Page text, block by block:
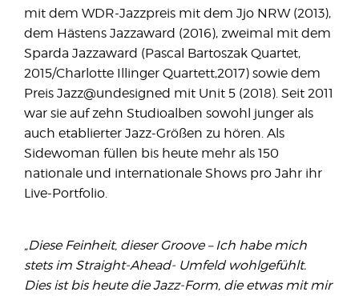
mit dem WDR-Jazzpreis mit dem Jjo NRW (2013),
dem Hästens Jazzaward (2016), zweimal mit dem
Sparda Jazzaward (Pascal Bartoszak Quartet,
2015/Charlotte Illinger Quartett,2017) sowie dem
Preis Jazz@undesigned mit Unit 5 (2018). Seit 2011
war sie auf zehn Studioalben sowohl junger als
auch etablierter Jazz-Größen zu hören. Als
Sidewoman füllen bis heute mehr als 150
nationale und internationale Shows pro Jahr ihr
Live-Portfolio.
„Diese Feinheit, dieser Groove – Ich habe mich
stets im Straight-Ahead- Umfeld wohlgefühlt.
Dies ist bis heute die Jazz-Form, die etwas mit mir